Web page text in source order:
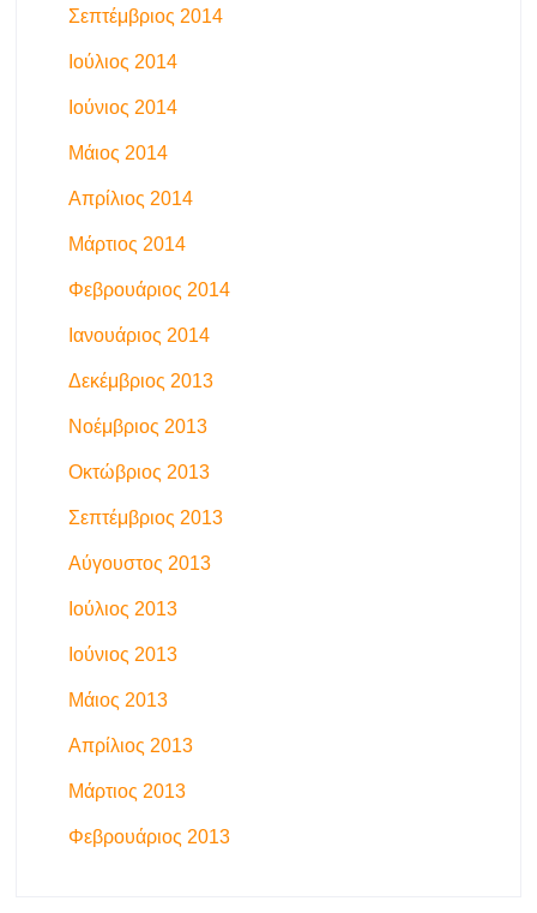
Σεπτέμβριος 2014
Ιούλιος 2014
Ιούνιος 2014
Μάιος 2014
Απρίλιος 2014
Μάρτιος 2014
Φεβρουάριος 2014
Ιανουάριος 2014
Δεκέμβριος 2013
Νοέμβριος 2013
Οκτώβριος 2013
Σεπτέμβριος 2013
Αύγουστος 2013
Ιούλιος 2013
Ιούνιος 2013
Μάιος 2013
Απρίλιος 2013
Μάρτιος 2013
Φεβρουάριος 2013